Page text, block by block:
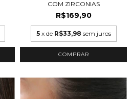
COM ZIRCONIAS
R$169,90
5 x de R$33,98 sem juros
COMPRAR